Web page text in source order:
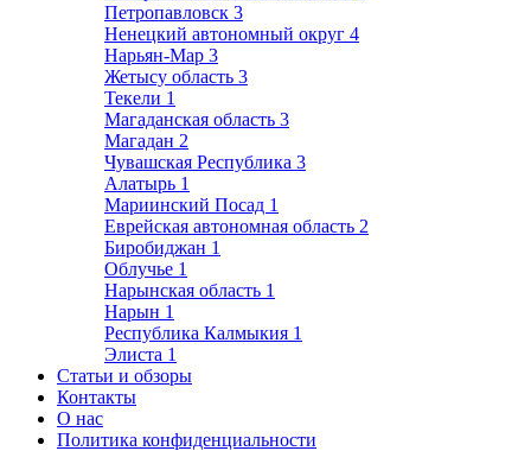
Петропавловск 3
Ненецкий автономный округ 4
Нарьян-Мар 3
Жетысу область 3
Текели 1
Магаданская область 3
Магадан 2
Чувашская Республика 3
Алатырь 1
Мариинский Посад 1
Еврейская автономная область 2
Биробиджан 1
Облучье 1
Нарынская область 1
Нарын 1
Республика Калмыкия 1
Элиста 1
Статьи и обзоры
Контакты
О нас
Политика конфиденциальности